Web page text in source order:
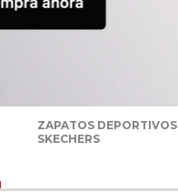
ZAPATOS DEPORTIVOS
SKECHERS